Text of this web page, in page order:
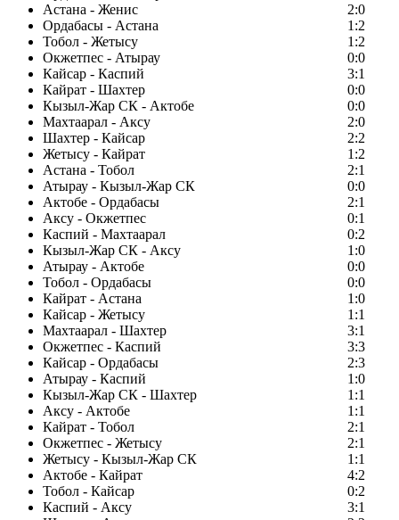
Астана - Женис
2:0
Ордабасы - Астана
1:2
Тобол - Жетысу
1:2
Окжетпес - Атырау
0:0
Кайсар - Каспий
3:1
Кайрат - Шахтер
0:0
Кызыл-Жар СК - Актобе
0:0
Махтаарал - Аксу
2:0
Шахтер - Кайсар
2:2
Жетысу - Кайрат
1:2
Астана - Тобол
2:1
Атырау - Кызыл-Жар СК
0:0
Актобе - Ордабасы
2:1
Аксу - Окжетпес
0:1
Каспий - Махтаарал
0:2
Кызыл-Жар СК - Аксу
1:0
Атырау - Актобе
0:0
Тобол - Ордабасы
0:0
Кайрат - Астана
1:0
Кайсар - Жетысу
1:1
Махтаарал - Шахтер
3:1
Окжетпес - Каспий
3:3
Кайсар - Ордабасы
2:3
Атырау - Каспий
1:0
Кызыл-Жар СК - Шахтер
1:1
Аксу - Актобе
1:1
Кайрат - Тобол
2:1
Окжетпес - Жетысу
2:1
Жетысу - Кызыл-Жар СК
1:1
Актобе - Кайрат
4:2
Тобол - Кайсар
0:2
Каспий - Аксу
3:1